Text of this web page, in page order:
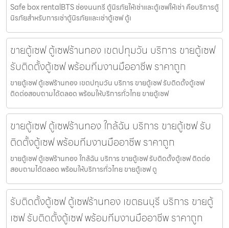
Safe box rentalBTS ช่องนนทรี ตู้นิรภัยให้เช่าและตู้เซฟให้เช่า คือบริการตู้
นิรภัยสำหรับการเช่าตู้นิรภัยและเช่าตู้เซฟ ตู้เ
ขายตู้เซฟ ตู้เซฟร้านทอง เขตปทุมวัน บริการ ขายตู้เซฟ
รับติดตั้งตู้เซฟ พร้อมทีมงานมืออาชีพ ราคาถูก
ขายตู้เซฟ ตู้เซฟร้านทอง เขตปทุมวัน บริการ ขายตู้เซฟ รับติดตั้งตู้เซฟ
ติดต่อสอบถามได้ตลอด พร้อมให้บริการทั่วไทย ขายตู้เซฟ
ขายตู้เซฟ ตู้เซฟร้านทอง ใกล้ฉัน บริการ ขายตู้เซฟ รับ
ติดตั้งตู้เซฟ พร้อมทีมงานมืออาชีพ ราคาถูก
ขายตู้เซฟ ตู้เซฟร้านทอง ใกล้ฉัน บริการ ขายตู้เซฟ รับติดตั้งตู้เซฟ ติดต่อ
สอบถามได้ตลอด พร้อมให้บริการทั่วไทย ขายตู้เซฟ ตู
รับติดตั้งตู้เซฟ ตู้เซฟร้านทอง เขตธนบุรี บริการ ขายตู้
เซฟ รับติดตั้งตู้เซฟ พร้อมทีมงานมืออาชีพ ราคาถูก